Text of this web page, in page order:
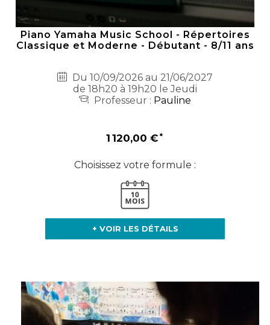
Piano Yamaha Music School - Répertoires
Classique et Moderne - Débutant - 8/11 ans
Du 10/09/2026 au 21/06/2027
de 18h20 à 19h20 le Jeudi
Professeur : Pauline
1 120,00 €
Choisissez votre formule :
+ VOIR LES DÉTAILS